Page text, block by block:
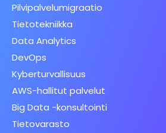
Pilvipalvelumigraatio
Tietotekniikka
Data Analytics
DevOps
Kyberturvallisuus
AWS-hallitut palvelut
Big Data -konsultointi
Tietovarasto